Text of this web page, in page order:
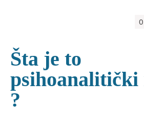
Šta je to
psihoanalitički
?